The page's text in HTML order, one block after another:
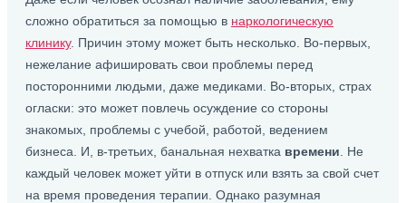
сложно обратиться за помощью в наркологическую
клинику. Причин этому может быть несколько. Во-первых,
нежелание афишировать свои проблемы перед
посторонними людьми, даже медиками. Во-вторых, страх
огласки: это может повлечь осуждение со стороны
знакомых, проблемы с учебой, работой, ведением
бизнеса. И, в-третьих, банальная нехватка времени . Не
каждый человек может уйти в отпуск или взять за свой счет
на время проведения терапии. Однако разумная